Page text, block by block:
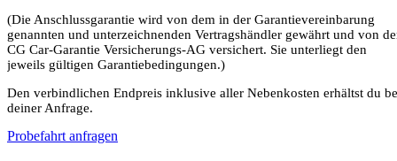
(Die Anschlussgarantie wird von dem in der Garantievereinbarung
genannten und unterzeichnenden Vertragshändler gewährt und von
CG Car-Garantie Versicherungs-AG versichert. Sie unterliegt den
jeweils gültigen Garantiebedingungen.)
Den verbindlichen Endpreis inklusive aller Nebenkosten erhältst du
deiner Anfrage.
Probefahrt anfragen